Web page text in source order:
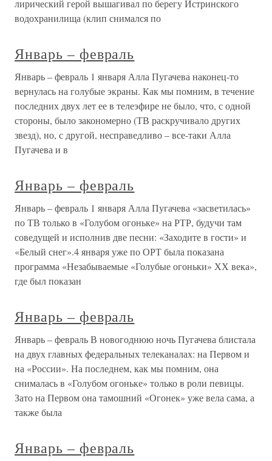
лирический герой вышагивал по берегу Истринского
водохранилища (клип снимался по
Январь – февраль
Январь – февраль 1 января Алла Пугачева наконец-то
вернулась на голубые экраны. Как мы помним, в течение
последних двух лет ее в телеэфире не было, что, с одной
стороны, было закономерно (ТВ раскручивало других
звезд), но, с другой, несправедливо – все-таки Алла
Пугачева и в
Январь – февраль
Январь – февраль 1 января Алла Пугачева «засветилась»
по ТВ только в «Голубом огоньке» на РТР, будучи там
соведущей и исполнив две песни: «Заходите в гости» и
«Белый снег».4 января уже по ОРТ была показана
программа «Незабываемые «Голубые огоньки» ХХ века»,
где был показан
Январь – февраль
Январь – февраль В новогоднюю ночь Пугачева блистала
на двух главных федеральных телеканалах: на Первом и
на «России». На последнем, как мы помним, она
снималась в «Голубом огоньке» только в роли певицы.
Зато на Первом она тамошний «Огонек» уже вела сама, а
также была
Январь – февраль